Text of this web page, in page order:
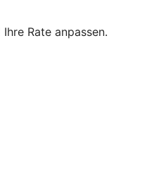
Rate anpassen.